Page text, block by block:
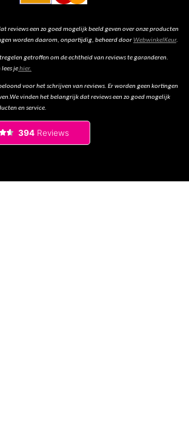
reviews een zo goed mogelijk beeld geven over onze producten
worden daarom, onpartijdig, beheerd doorWebwinkelKeur.
getroffen om de echtheid van reviews te garanderen.
jehier.
voor het schrijven van reviews. Er worden geen kortingen
vinden het belangrijk dat reviews een zo goed mogelijk
en service.